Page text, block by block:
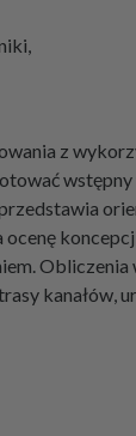
z
wstępny
ocenę
kanałów,